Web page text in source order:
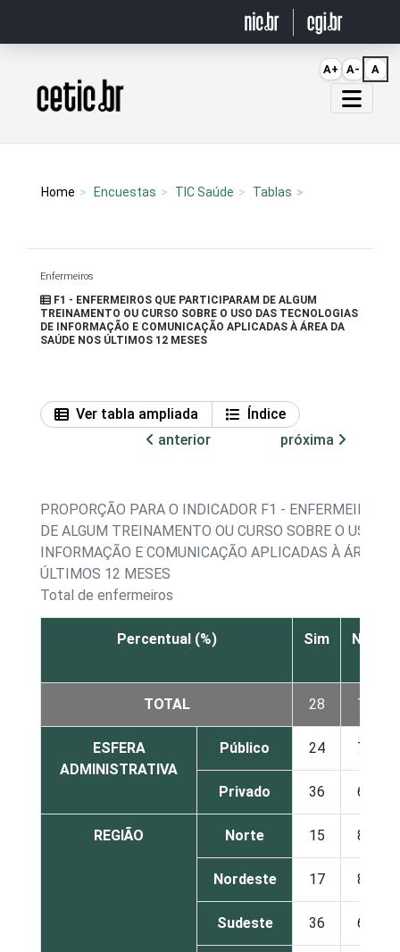
Página inicial
Home Encuestas TIC Saúde Tablas
Enfermeiros
F1 - ENFERMEIROS QUE PARTICIPARAM DE ALGUM
TREINAMENTO OU CURSO SOBRE O USO DAS TECNOLOGIAS
DE INFORMAÇÃO E COMUNICAÇÃO APLICADAS À ÁREA DA
SAÚDE NOS ÚLTIMOS 12 MESES
Ver tabla ampliada
Índice
anterior
próxima
PROPORÇÃO PARA O INDICADOR F1 - ENFERMEIROS
DE ALGUM TREINAMENTO OU CURSO SOBRE O USO
INFORMAÇÃO E COMUNICAÇÃO APLICADAS À ÁREA
ÚLTIMOS 12 MESES
Total de enfermeiros
Percentual (%) Sim Não
TOTAL 28 72
ESFERA
ADMINISTRATIVA
Público 24 76
Privado 36 64
REGIÃO Norte 15 85
Nordeste 17 82
Sudeste 36 64
A+ A- A